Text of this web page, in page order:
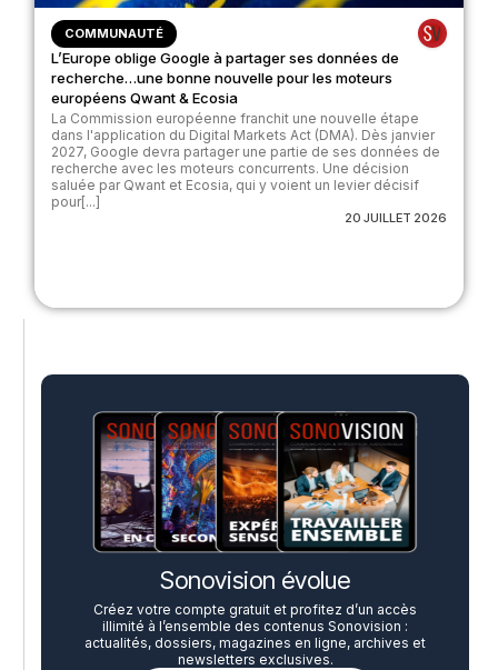
COMMUNAUTÉ
L’Europe oblige Google à partager ses données de
recherche…une bonne nouvelle pour les moteurs
européens Qwant & Ecosia
La Commission européenne franchit une nouvelle étape
dans l'application du Digital Markets Act (DMA). Dès janvier
2027, Google devra partager une partie de ses données de
recherche avec les moteurs concurrents. Une décision
saluée par Qwant et Ecosia, qui y voient un levier décisif
pour[...]
20 JUILLET 2026
Sonovision évolue
Créez votre compte gratuit et profitez d’un accès
illimité à l’ensemble des contenus Sonovision :
actualités, dossiers, magazines en ligne, archives et
newsletters exclusives.